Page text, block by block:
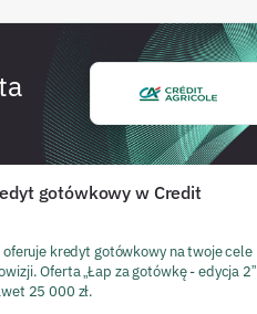
gotówkowy w Credit
kredyt gotówkowy na twoje cele
Oferta „Łap za gotówkę - edycja 2”
25 000 zł.